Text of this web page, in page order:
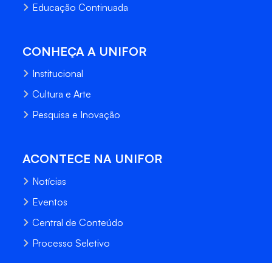
Educação Continuada
CONHEÇA A UNIFOR
Institucional
Cultura e Arte
Pesquisa e Inovação
ACONTECE NA UNIFOR
Notícias
Eventos
Central de Conteúdo
Processo Seletivo